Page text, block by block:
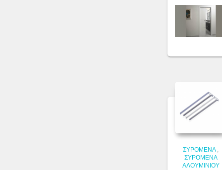
ΣΥΡΌΜΕΝΑ,
ΣΥΡΌΜΕΝΑ
ΑΛΟΥΜΙΝΊΟΥ